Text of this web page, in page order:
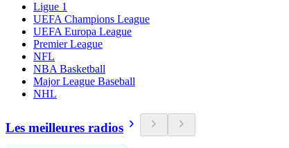
Ligue 1
UEFA Champions League
UEFA Europa League
Premier League
NFL
NBA Basketball
Major League Baseball
NHL
Les meilleures radios